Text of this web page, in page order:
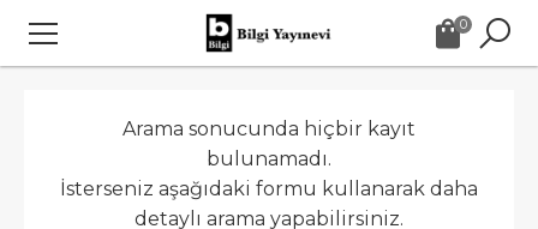
0
Arama sonucunda hiçbir kayıt
bulunamadı.
İsterseniz aşağıdaki formu kullanarak daha
detaylı arama yapabilirsiniz.